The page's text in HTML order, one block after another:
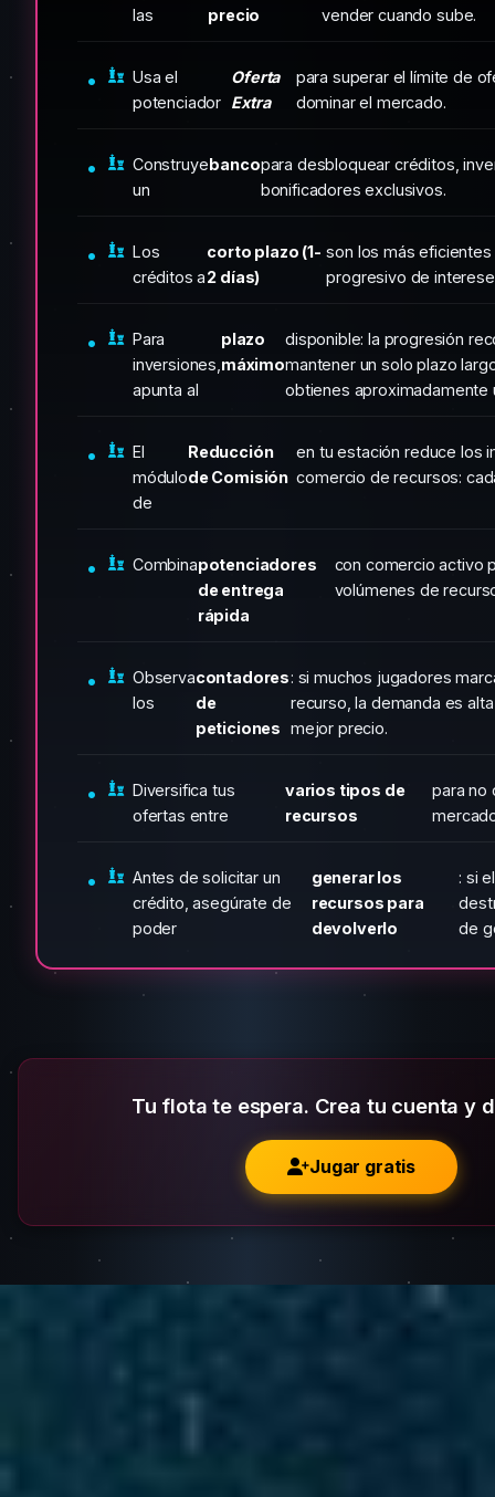
las
precio
vender cuando sube.
Usa el
potenciador
Oferta
Extra
para superar el límite de
dominar el mercado.
Construye
un
bancopara desbloquear créditos,
bonificadores exclusivos.
Los
créditos a
corto plazo (1-
2 días)
son los más
progresivo de
Para
inversiones,
apunta al
plazo
máximo
disponible: la progresión
mantener un solo plazo
obtienes aproximadamente
El
módulo
de
Reducción
de Comisión
en tu estación reduce los
comercio de recursos:
Combinapotenciadores
de entrega
rápida
con comercio activo
volúmenes de
Observa
los
contadores
de
peticiones
: si muchos jugadores
recurso, la demanda es
mejor precio.
Diversifica tus
ofertas entre
varios tipos de
recursos
para no
Antes de solicitar un
crédito, asegúrate de
poder
generar los
recursos para
devolverlo
: si
de
Tu flota te espera. Crea tu cuenta y
Jugar gratis